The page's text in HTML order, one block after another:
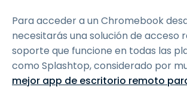
Para acceder a un Chromebook
necesitarás una solución de acceso
soporte que funcione en todas las
como Splashtop, considerado por
mejor app de escritorio remoto